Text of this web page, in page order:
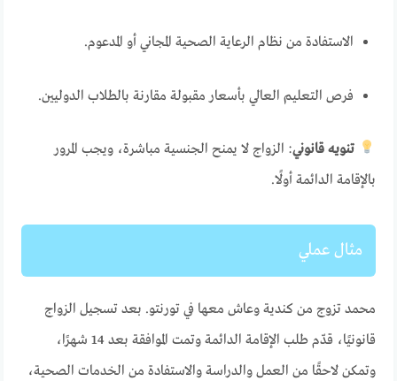
الاستفادة من نظام الرعاية الصحية المجاني أو المدعوم.
فرص التعليم العالي بأسعار مقبولة مقارنة بالطلاب الدوليين.
تنويه قانوني: الزواج لا يمنح الجنسية مباشرة، ويجب المرور
بالإقامة الدائمة أولًا.
مثال عملي
محمد تزوج من كندية وعاش معها في تورنتو. بعد تسجيل الزواج
قانونيًا، قدّم طلب الإقامة الدائمة وتمت الموافقة بعد 14 شهرًا،
وتمكن لاحقًا من العمل والدراسة والاستفادة من الخدمات الصحية،